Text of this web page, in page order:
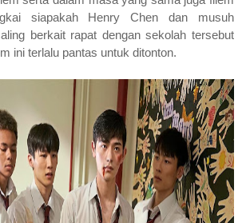
siapakah Henry Chen dan musuh
berkait rapat dengan sekolah tersebut
ini terlalu pantas untuk ditonton.